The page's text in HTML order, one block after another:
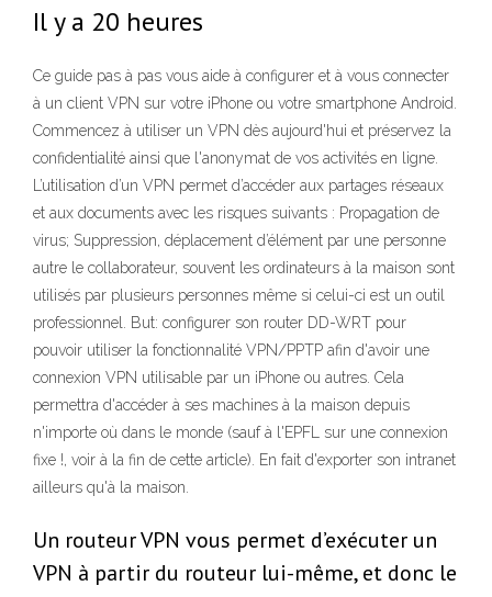
Il y a 20 heures
Ce guide pas à pas vous aide à configurer et à vous connecter
à un client VPN sur votre iPhone ou votre smartphone Android.
Commencez à utiliser un VPN dès aujourd'hui et préservez la
confidentialité ainsi que l'anonymat de vos activités en ligne.
L’utilisation d’un VPN permet d’accéder aux partages réseaux
et aux documents avec les risques suivants : Propagation de
virus; Suppression, déplacement d’élément par une personne
autre le collaborateur, souvent les ordinateurs à la maison sont
utilisés par plusieurs personnes même si celui-ci est un outil
professionnel. But: configurer son router DD-WRT pour
pouvoir utiliser la fonctionnalité VPN/PPTP afin d'avoir une
connexion VPN utilisable par un iPhone ou autres. Cela
permettra d'accéder à ses machines à la maison depuis
n'importe où dans le monde (sauf à l'EPFL sur une connexion
fixe !, voir à la fin de cette article). En fait d'exporter son intranet
ailleurs qu'à la maison.
Un routeur VPN vous permet d’exécuter un
VPN à partir du routeur lui-même, et donc le